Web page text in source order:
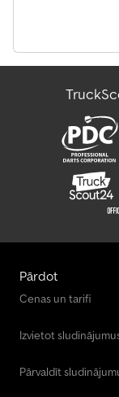
Pārdot
Cenas un tarifi
Izvietot
Pārvaldīt